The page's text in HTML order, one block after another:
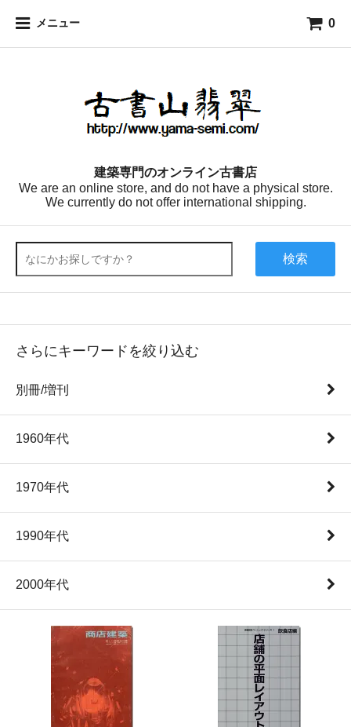
メニュー 0
建築専門のオンライン古書店
We are an online store, and do not have a physical store.
We currently do not offer international shipping.
検索
さらにキーワードを絞り込む
別冊/増刊
1960年代
1970年代
1990年代
2000年代